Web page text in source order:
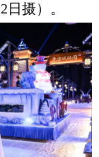
摄）。